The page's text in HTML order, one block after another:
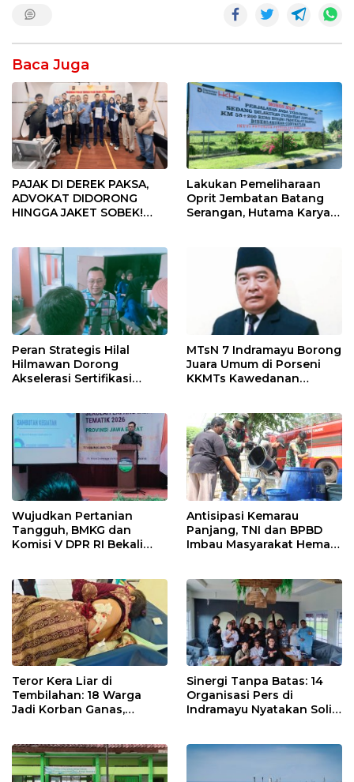
Baca Juga
PAJAK DI DEREK PAKSA,
ADVOKAT DIDORONG
HINGGA JAKET SOBEK!
Pekanbaru!
Lakukan Pemeliharaan
Oprit Jembatan Batang
Serangan, Hutama Karya
Peran Strategis Hilal
Hilmawan Dorong
Akselerasi Sertifikasi
Indramayu
MTsN 7 Indramayu Borong
Juara Umum di Porseni
KKMTs Kawedanan
Wujudkan Pertanian
Tangguh, BMKG dan
Komisi V DPR RI Bekali
Antisipasi Kemarau
Panjang, TNI dan BPBD
Imbau Masyarakat Hemat
Teror Kera Liar di
Tembilahan: 18 Warga
Jadi Korban Ganas,
Sinergi Tanpa Batas: 14
Organisasi Pers di
Indramayu Nyatakan Solid